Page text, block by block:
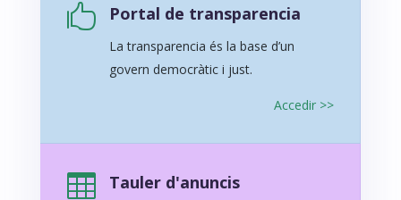
 Portal de transparencia
La transparencia és la base d’un
govern democràtic i just.
Accedir >>
 Tauler d'anuncis